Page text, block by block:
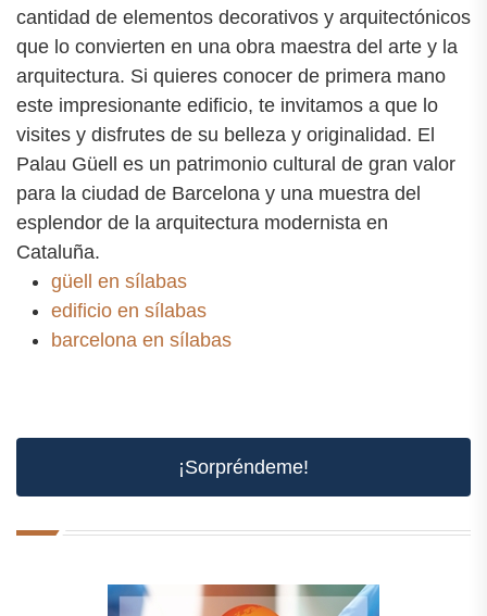
cantidad de elementos decorativos y arquitectónicos
que lo convierten en una obra maestra del arte y la
arquitectura. Si quieres conocer de primera mano
este impresionante edificio, te invitamos a que lo
visites y disfrutes de su belleza y originalidad. El
Palau Güell es un patrimonio cultural de gran valor
para la ciudad de Barcelona y una muestra del
esplendor de la arquitectura modernista en
Cataluña.
güell en sílabas
edificio en sílabas
barcelona en sílabas
¡Sorpréndeme!